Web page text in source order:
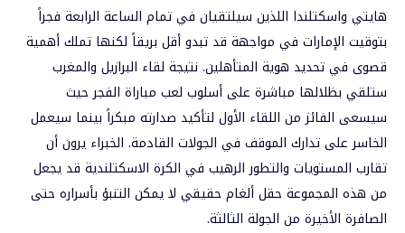
هايتي واسكتلندا اللذين سيلتقيان في تمام الساعة الرابعة فجراً
بتوقيت الإمارات في مواجهة قد تبدو أقل بريقاً لكنها تملك أهمية
قصوى في تحديد هوية المتأهلين. نتيجة لقاء البرازيل والمغرب
ستلقي بظلالها مباشرة على أسلوب لعب مباراة الفجر حيث
سيسعى الفائز من اللقاء الأول لتأكيد صدارته مبكراً بينما سيعمل
الخاسر على تدارك الموقف في الجولات القادمة. الخبراء يرون أن
تقارب المستويات والتطور الرهيب في الكرة الاسكتلندية قد يجعل
من هذه المجموعة حقل ألغام حقيقي لا يمكن التنبؤ بأسراره حتى
الصافرة الأخيرة من الجولة الثالثة.